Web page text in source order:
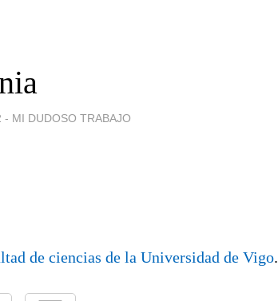
- MI DUDOSO TRABAJO
de ciencias de la Universidad de Vigo.